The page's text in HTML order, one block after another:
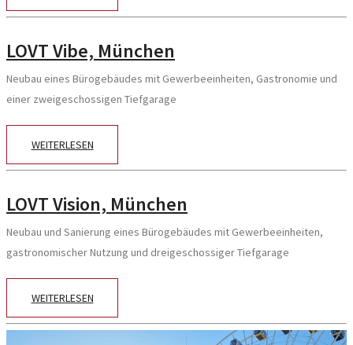
LOVT Vibe, München
Neubau eines Bürogebäudes mit Gewerbeeinheiten, Gastronomie und
einer zweigeschossigen Tiefgarage
WEITERLESEN
LOVT Vision, München
Neubau und Sanierung eines Bürogebäudes mit Gewerbeeinheiten,
gastronomischer Nutzung und dreigeschossiger Tiefgarage
WEITERLESEN